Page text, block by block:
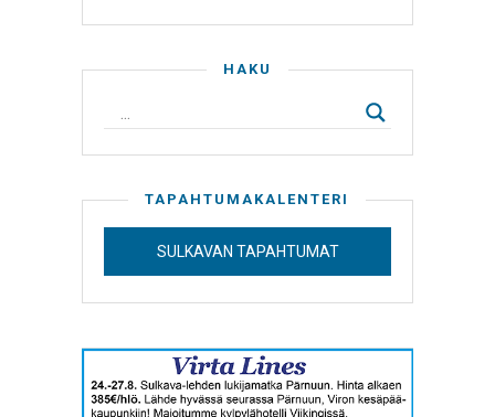
HAKU
TAPAHTUMAKALENTERI
SULKAVAN TAPAHTUMAT